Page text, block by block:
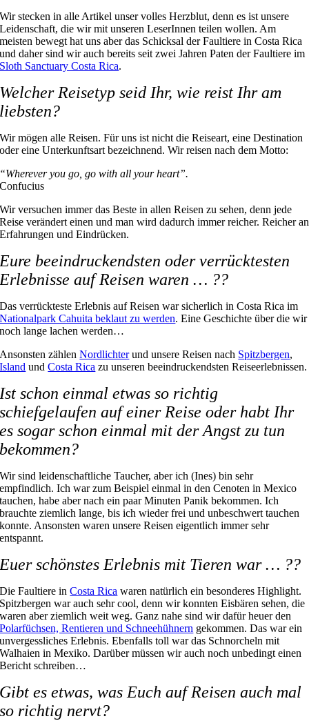
Wir stecken in alle Artikel unser volles Herzblut, denn es ist unsere
Leidenschaft, die wir mit unseren LeserInnen teilen wollen. Am
meisten bewegt hat uns aber das Schicksal der Faultiere in Costa Rica
und daher sind wir auch bereits seit zwei Jahren Paten der Faultiere im
Sloth Sanctuary Costa Rica.
Welcher Reisetyp seid Ihr, wie reist Ihr am
liebsten?
Wir mögen alle Reisen. Für uns ist nicht die Reiseart, eine Destination
oder eine Unterkunftsart bezeichnend. Wir reisen nach dem Motto:
“Wherever you go, go with all your heart”.
Confucius
Wir versuchen immer das Beste in allen Reisen zu sehen, denn jede
Reise verändert einen und man wird dadurch immer reicher. Reicher an
Erfahrungen und Eindrücken.
Eure beeindruckendsten oder verrücktesten
Erlebnisse auf Reisen waren … ??
Das verrückteste Erlebnis auf Reisen war sicherlich in Costa Rica im
Nationalpark Cahuita beklaut zu werden. Eine Geschichte über die wir
noch lange lachen werden…
Ansonsten zählenNordlichterund unsere Reisen nach Spitzbergen,
Island undCosta Rica zu unseren beeindruckendsten Reiseerlebnissen.
Ist schon einmal etwas so richtig
schiefgelaufen auf einer Reise oder habt Ihr
es sogar schon einmal mit der Angst zu tun
bekommen?
Wir sind leidenschaftliche Taucher, aber ich (Ines) bin sehr
empfindlich. Ich war zum Beispiel einmal in den Cenoten in Mexico
tauchen, habe aber nach ein paar Minuten Panik bekommen. Ich
brauchte ziemlich lange, bis ich wieder frei und unbeschwert tauchen
konnte. Ansonsten waren unsere Reisen eigentlich immer sehr
entspannt.
Euer schönstes Erlebnis mit Tieren war … ??
Die Faultiere inCosta Rica waren natürlich ein besonderes Highlight.
Spitzbergen war auch sehr cool, denn wir konnten Eisbären sehen, die
waren aber ziemlich weit weg. Ganz nahe sind wir dafür heuer den
Polarfüchsen, Rentieren und Schneehühnern gekommen. Das war ein
unvergessliches Erlebnis. Ebenfalls toll war das Schnorcheln mit
Walhaien in Mexiko. Darüber müssen wir auch noch unbedingt einen
Bericht schreiben…
Gibt es etwas, was Euch auf Reisen auch mal
so richtig nervt?